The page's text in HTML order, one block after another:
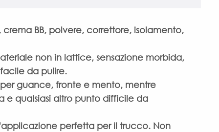
BB, polvere, correttore, isolamento,
non in lattice, sensazione morbida,
da pulire.
guance, fronte e mento, mentre
e qualsiasi altro punto difficile da
perfetta per il trucco. Non